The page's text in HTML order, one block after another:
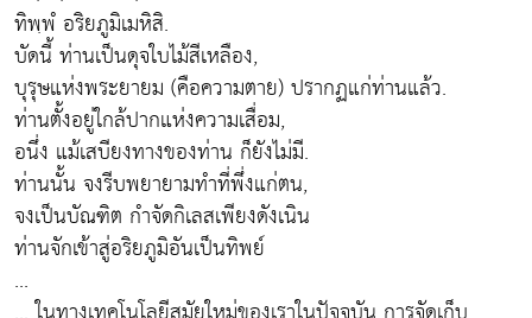
ทิพฺพํ อริยภูมิเมหิสิ.
บัดนี้ ท่านเป็นดุจใบไม้สีเหลือง,
บุรุษแห่งพระยายม (คือความตาย) ปรากฏแก่ท่านแล้ว.
ท่านตั้งอยู่ใกล้ปากแห่งความเสื่อม,
อนึ่ง แม้เสบียงทางของท่าน ก็ยังไม่มี.
ท่านนั้น จงรีบพยายามทำที่พึ่งแก่ตน,
จงเป็นบัณฑิต กำจัดกิเลสเพียงดังเนิน
ท่านจักเข้าสู่อริยภูมิอันเป็นทิพย์
...